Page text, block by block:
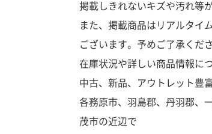
掲載しきれないキズや汚れ等
また、掲載商品はリアルタイ
ございます。予めご了承くださ
在庫状況や詳しい商品情報に
中古、新品、アウトレット豊
各務原市、羽島郡、丹羽郡、
茂市の近辺で